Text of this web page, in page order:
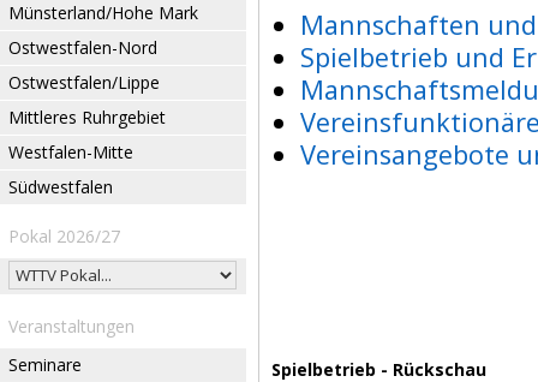
Münsterland/Hohe Mark
Ostwestfalen-Nord
Ostwestfalen/Lippe
Mittleres Ruhrgebiet
Westfalen-Mitte
Südwestfalen
Pokal 2026/27
Veranstaltungen
Seminare
Mannschaften
Spielbetrieb und
Vereinsangebote
Spielbetrieb - Rückschau